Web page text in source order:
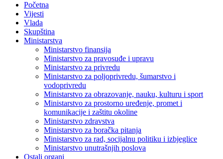
Početna
Vijesti
Vlada
Skupština
Ministarstva
Ministarstvo finansija
Ministarstvo za pravosuđe i upravu
Ministarstvo za privredu
Ministarstvo za poljoprivredu, šumarstvo i
vodoprivredu
Ministarstvo za obrazovanje, nauku, kulturu i sport
Ministarstvo za prostorno uređenje, promet i
komunikacije i zaštitu okoline
Ministarstvo zdravstva
Ministarstvo za boračka pitanja
Ministarstvo za rad, socijalnu politiku i izbjeglice
Ministarstvo unutrašnjih poslova
Ostali organi